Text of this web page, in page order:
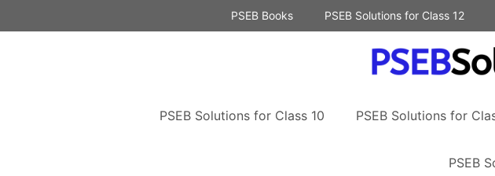
to
PSEB Books PSEB Solutions for Class 12
PSEB Solutions for Class 10 PSEB Solutions for
PSEB